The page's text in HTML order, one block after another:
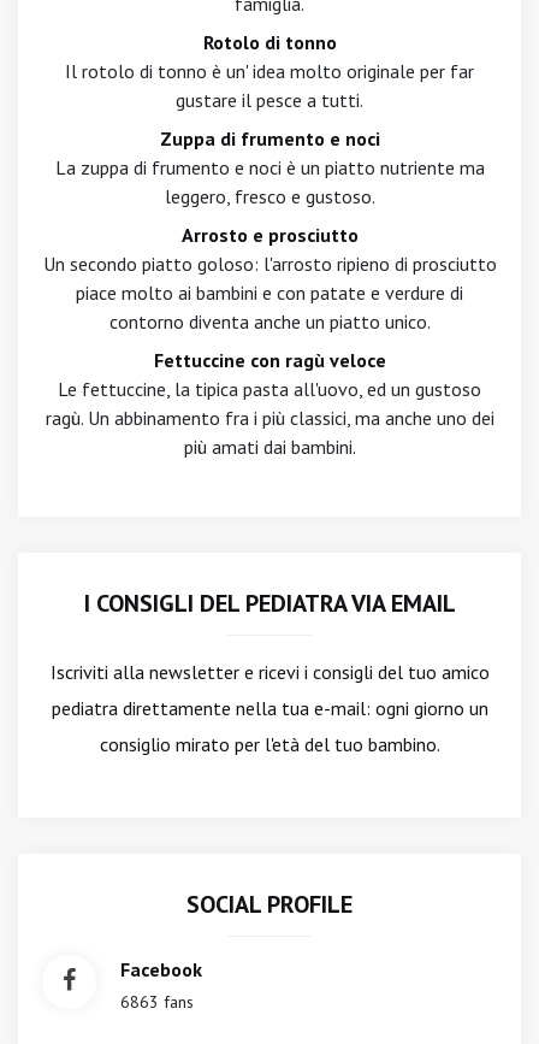
Rotolo di tonno
Il rotolo di tonno è un' idea molto originale per far
gustare il pesce a tutti.
Zuppa di frumento e noci
La zuppa di frumento e noci è un piatto nutriente ma
leggero, fresco e gustoso.
Arrosto e prosciutto
Un secondo piatto goloso: l'arrosto ripieno di prosciutto
piace molto ai bambini e con patate e verdure di
contorno diventa anche un piatto unico.
Fettuccine con ragù veloce
Le fettuccine, la tipica pasta all'uovo, ed un gustoso
ragù. Un abbinamento fra i più classici, ma anche uno dei
più amati dai bambini.
I CONSIGLI DEL PEDIATRA VIA EMAIL
Iscriviti alla newslettere ricevi i consigli del tuo amico
pediatra direttamente nella tua e-mail: ogni giorno un
consiglio mirato per l'età del tuo bambino.
SOCIAL PROFILE
Facebook
6863 fans